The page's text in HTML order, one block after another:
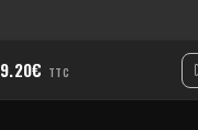
9.20€ TTC